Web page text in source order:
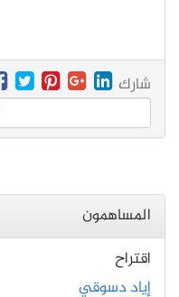
شارك
المساهمون
اقتراح
إياد دسوقي